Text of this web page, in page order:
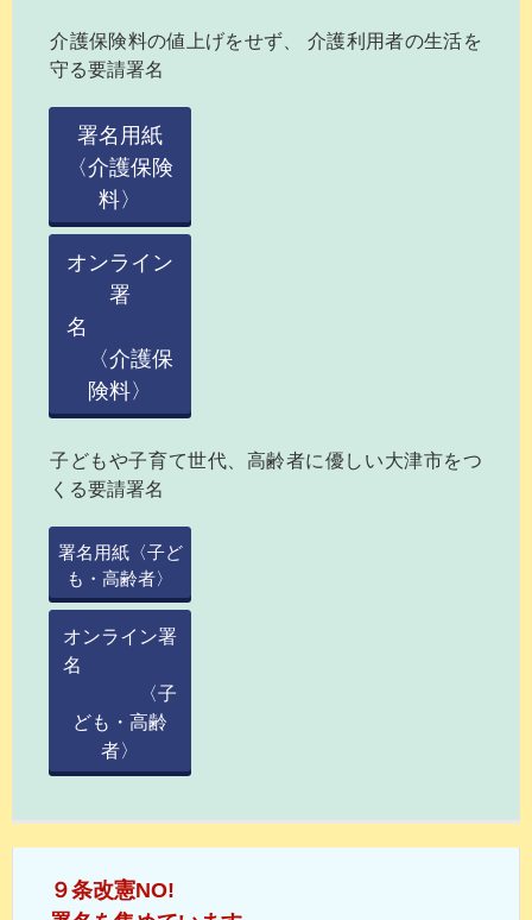
介護保険料の値上げをせず、 介護利用者の生活を
守る要請署名
署名用紙
〈介護保険
料〉
オンライン
署
名
〈介護保
険料〉
子どもや子育て世代、高齢者に優しい大津市をつ
くる要請署名
署名用紙〈子ど
も・高齢者〉
オンライン署
名
〈子
ども・高齢
者〉
９条改憲NO!